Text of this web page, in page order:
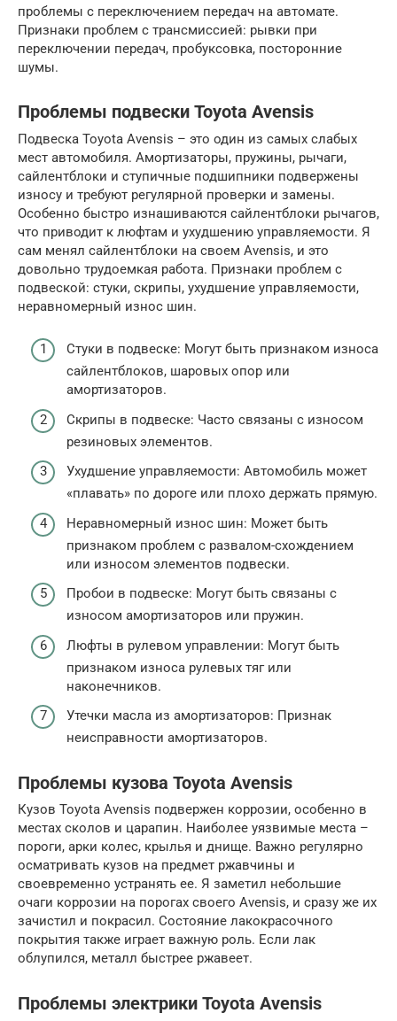
проблемы с переключением передач на автомате.
Признаки проблем с трансмиссией: рывки при
переключении передач, пробуксовка, посторонние
шумы.
Проблемы подвески Toyota Avensis
Подвеска Toyota Avensis – это один из самых слабых
мест автомобиля. Амортизаторы, пружины, рычаги,
сайлентблоки и ступичные подшипники подвержены
износу и требуют регулярной проверки и замены.
Особенно быстро изнашиваются сайлентблоки рычагов,
что приводит к люфтам и ухудшению управляемости. Я
сам менял сайлентблоки на своем Avensis, и это
довольно трудоемкая работа. Признаки проблем с
подвеской: стуки, скрипы, ухудшение управляемости,
неравномерный износ шин.
Стуки в подвеске: Могут быть признаком износа
сайлентблоков, шаровых опор или
амортизаторов.
Скрипы в подвеске: Часто связаны с износом
резиновых элементов.
Ухудшение управляемости: Автомобиль может
«плавать» по дороге или плохо держать прямую.
Неравномерный износ шин: Может быть
признаком проблем с развалом-схождением
или износом элементов подвески.
Пробои в подвеске: Могут быть связаны с
износом амортизаторов или пружин.
Люфты в рулевом управлении: Могут быть
признаком износа рулевых тяг или
наконечников.
Утечки масла из амортизаторов: Признак
неисправности амортизаторов.
Проблемы кузова Toyota Avensis
Кузов Toyota Avensis подвержен коррозии, особенно в
местах сколов и царапин. Наиболее уязвимые места –
пороги, арки колес, крылья и днище. Важно регулярно
осматривать кузов на предмет ржавчины и
своевременно устранять ее. Я заметил небольшие
очаги коррозии на порогах своего Avensis, и сразу же их
зачистил и покрасил. Состояние лакокрасочного
покрытия также играет важную роль. Если лак
облупился, металл быстрее ржавеет.
Проблемы электрики Toyota Avensis